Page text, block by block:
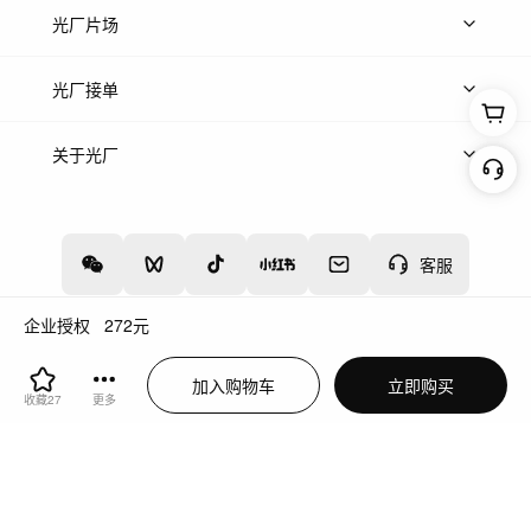
企业授权 272元
收藏27 更多
加入购物车 立即购买
客服
热门音乐
光厂片场
上传案例
光厂接单
上架服务
关于光厂
增值电信业务经营许可证：川B2-20160192
蜀ICP备12020238号-4
川公网安备51019002000262
违法和不良信息举报中心